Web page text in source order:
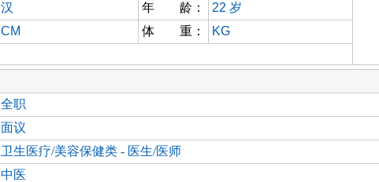
汉 年 龄： 22 岁
CM 体 重： KG
全职
面议
卫生医疗/美容保健类 - 医生/医师
中医